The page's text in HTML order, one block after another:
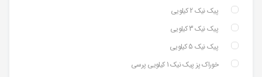
پیک نیک 2 کیلویی
پیک نیک 3 کیلویی
پیک نیک 5 کیلویی
خوراک پز پیک نیک 1 کیلویی پرسی